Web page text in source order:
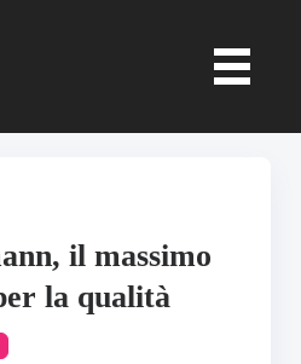
il massimo
la qualità